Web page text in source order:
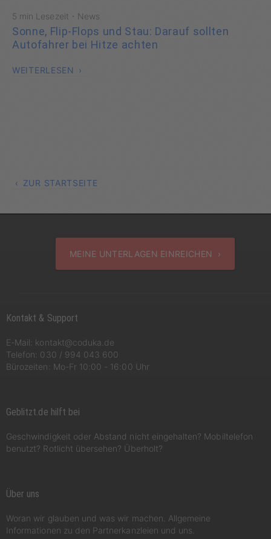
5 min Lesezeit · News
Sonne, Flip-Flops und Stau: Darauf sollten
Autofahrer bei Hitze achten
WEITERLESEN
ZUR STARTSEITE
MEINE UNTERLAGEN EINREICHEN ›
Kontakt & Support
E-Mail: kontakt@coduka.de
Telefon: 030 / 994 043 600
Bürozeiten: Mo-Fr 10:00 - 16:00 Uhr
Geblitzt.de hilft bei
Geschwindigkeit oder Abstand nicht eingehalten? Mobiltelefon
benutzt? Rotlicht übersehen? Überholt?
Über uns
Woran wir glauben und was wir machen. Allgemeine
Informationen zu den Partnerkanzleien und uns.